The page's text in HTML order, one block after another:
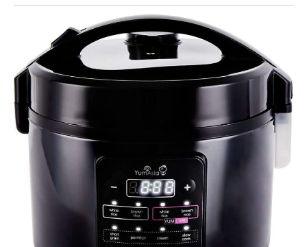
également servir de
petits contenants de
rangement pour divers
accessoires du
quotidien.